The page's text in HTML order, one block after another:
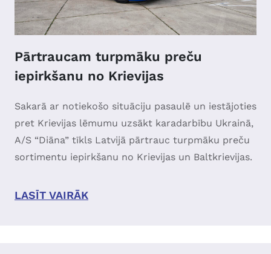
Pārtraucam turpmāku preču
iepirkšanu no Krievijas
Sakarā ar notiekošo situāciju pasaulē un iestājoties
pret Krievijas lēmumu uzsākt karadarbību Ukrainā,
A/S “Diāna” tīkls Latvijā pārtrauc turpmāku preču
sortimentu iepirkšanu no Krievijas un Baltkrievijas.
LASĪT VAIRĀK